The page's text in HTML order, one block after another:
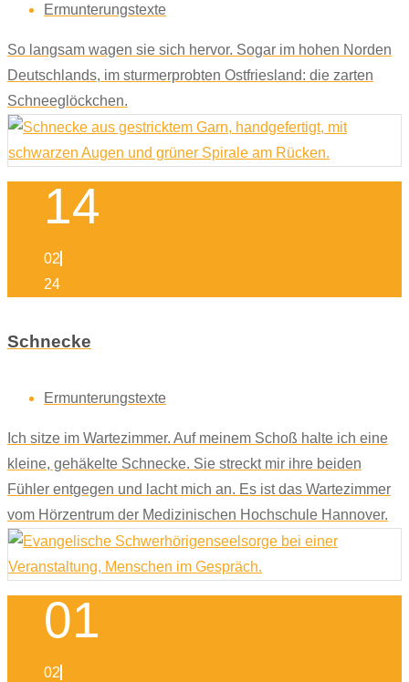
Ermunterungstexte
So langsam wagen sie sich hervor. Sogar im hohen Norden
Deutschlands, im sturmerprobten Ostfriesland: die zarten
Schneeglöckchen.
14
02
24
Schnecke
Ermunterungstexte
Ich sitze im Wartezimmer. Auf meinem Schoß halte ich eine
kleine, gehäkelte Schnecke. Sie streckt mir ihre beiden
Fühler entgegen und lacht mich an. Es ist das Wartezimmer
vom Hörzentrum der Medizinischen Hochschule Hannover.
01
02